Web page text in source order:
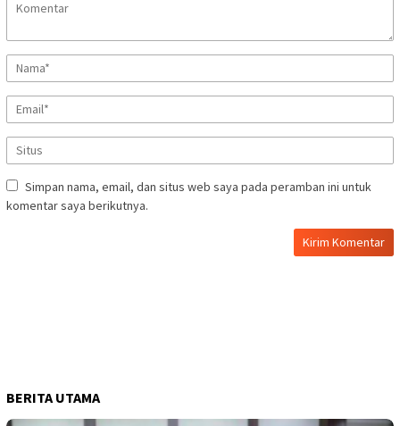
Simpan nama, email, dan situs web saya pada peramban ini untuk
komentar saya berikutnya.
BERITA UTAMA